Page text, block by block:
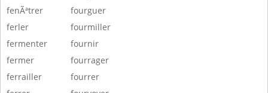
fenÃªtrer
ferler
fermenter
fermer
ferrailler
fourguer
fourmiller
fournir
fourrager
fourrer